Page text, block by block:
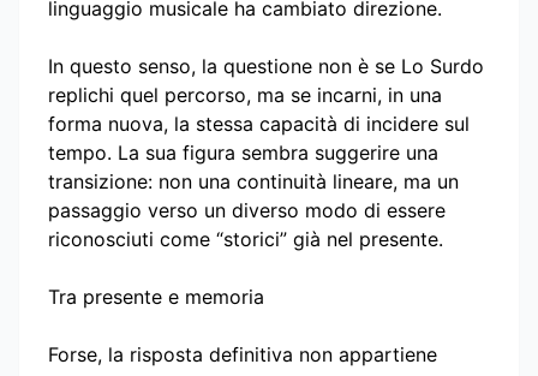
linguaggio musicale ha cambiato direzione.
In questo senso, la questione non è se Lo Surdo
replichi quel percorso, ma se incarni, in una
forma nuova, la stessa capacità di incidere sul
tempo. La sua figura sembra suggerire una
transizione: non una continuità lineare, ma un
passaggio verso un diverso modo di essere
riconosciuti come “storici” già nel presente.
Tra presente e memoria
Forse, la risposta definitiva non appartiene